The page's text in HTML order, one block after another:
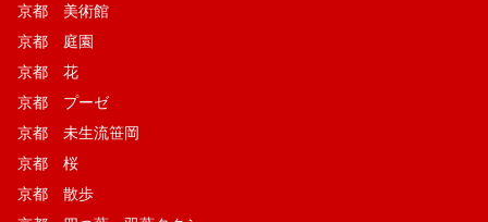
京都 美術館
京都 庭園
京都 花
京都 プーゼ
京都 未生流笹岡
京都 桜
京都 散歩